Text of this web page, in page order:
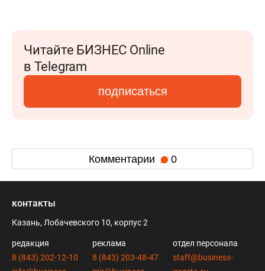
Читайте БИЗНЕС Online
в Telegram
подписаться
Комментарии 0
контакты
Казань, Лобачевского 10, корпус 2
редакция
8 (843) 202-12-10
реклама
8 (843) 203-48-47
отдел персонала
staff@business-